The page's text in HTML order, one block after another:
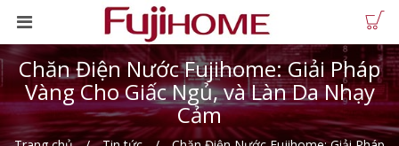
Chăn Điện Nước Fujihome: Giải Pháp
Vàng Cho Giấc Ngủ, và Làn Da Nhạy
Cảm